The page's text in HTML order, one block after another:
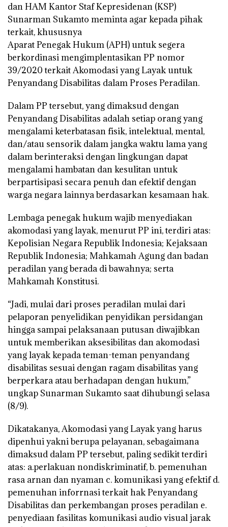
dan HAM Kantor Staf Kepresidenan (KSP)
Sunarman Sukamto meminta agar kepada pihak
terkait, khususnya
Aparat Penegak Hukum (APH) untuk segera
berkordinasi mengimplentasikan PP nomor
39/2020 terkait Akomodasi yang Layak untuk
Penyandang Disabilitas dalam Proses Peradilan.
Dalam PP tersebut, yang dimaksud dengan
Penyandang Disabilitas adalah setiap orang yang
mengalami keterbatasan fisik, intelektual, mental,
dan/atau sensorik dalam jangka waktu lama yang
dalam berinteraksi dengan lingkungan dapat
mengalami hambatan dan kesulitan untuk
berpartisipasi secara penuh dan efektif dengan
warga negara lainnya berdasarkan kesamaan hak.
Lembaga penegak hukum wajib menyediakan
akomodasi yang layak, menurut PP ini, terdiri atas:
Kepolisian Negara Republik Indonesia; Kejaksaan
Republik Indonesia; Mahkamah Agung dan badan
peradilan yang berada di bawahnya; serta
Mahkamah Konstitusi.
“Jadi, mulai dari proses peradilan mulai dari
pelaporan penyelidikan penyidikan persidangan
hingga sampai pelaksanaan putusan diwajibkan
untuk memberikan aksesibilitas dan akomodasi
yang layak kepada teman-teman penyandang
disabilitas sesuai dengan ragam disabilitas yang
berperkara atau berhadapan dengan hukum,”
ungkap Sunarman Sukamto saat dihubungi selasa
(8/9).
Dikatakanya, Akomodasi yang Layak yang harus
dipenhui yakni berupa pelayanan, sebagaimana
dimaksud dalam PP tersebut, paling sedikit terdiri
atas: a.perlakuan nondiskriminatif, b. pemenuhan
rasa arnan dan nyaman c. komunikasi yang efektif d.
pemenuhan inforrnasi terkait hak Penyandang
Disabilitas dan perkembangan proses peradilan e.
penyediaan fasilitas komunikasi audio visual jarak